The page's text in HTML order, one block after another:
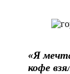
«Я
кофе